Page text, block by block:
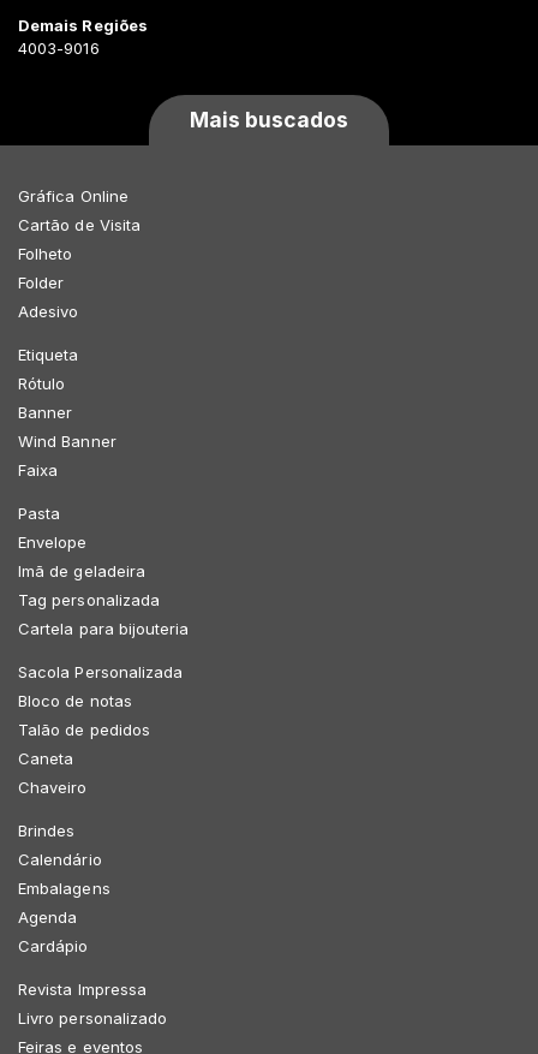
Demais Regiões
4003-9016
Mais buscados
Gráfica Online
Cartão de Visita
Folheto
Folder
Adesivo
Etiqueta
Rótulo
Banner
Wind Banner
Faixa
Pasta
Envelope
Imã de geladeira
Tag personalizada
Cartela para bijouteria
Sacola Personalizada
Bloco de notas
Talão de pedidos
Caneta
Chaveiro
Brindes
Calendário
Embalagens
Agenda
Cardápio
Revista Impressa
Livro personalizado
Feiras e eventos